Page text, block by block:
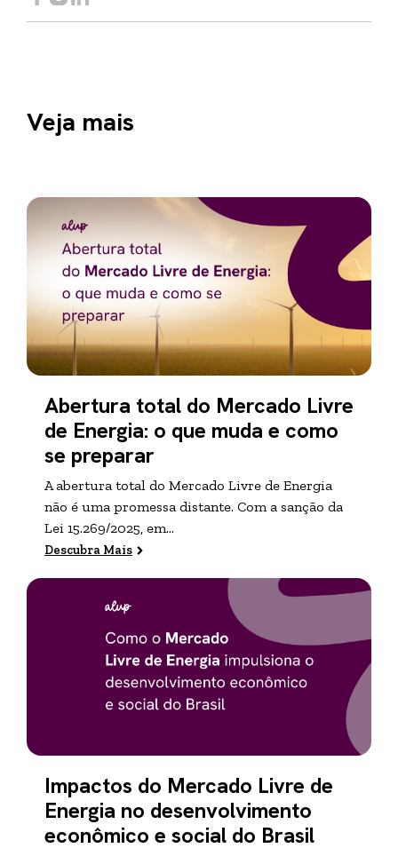
Veja mais
Abertura total do Mercado Livre
de Energia: o que muda e como
se preparar
A abertura total do Mercado Livre de Energia
não é uma promessa distante. Com a sanção da
Lei 15.269/2025, em...
Descubra Mais
Impactos do Mercado Livre de
Energia no desenvolvimento
econômico e social do Brasil